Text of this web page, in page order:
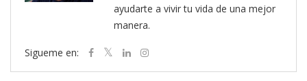
ayudarte a vivir tu vida de una mejor
manera.
Sigueme en: